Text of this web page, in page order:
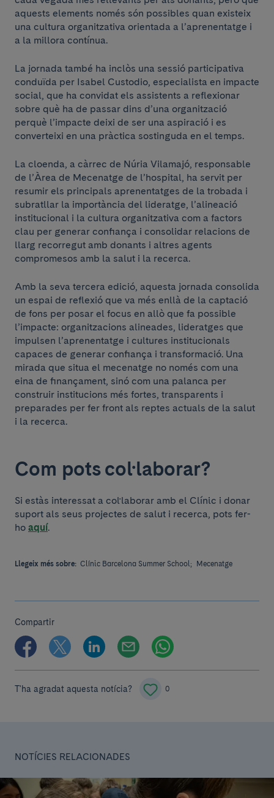
aquests elements només són possibles quan existeix
una cultura organitzativa orientada a l’aprenentatge i
a la millora contínua.
La jornada també ha inclòs una sessió participativa
conduïda per Isabel Custodio, especialista en impacte
social, que ha convidat els assistents a reflexionar
sobre què ha de passar dins d’una organització
perquè l’impacte deixi de ser una aspiració i es
converteixi en una pràctica sostinguda en el temps.
La cloenda, a càrrec de Núria Vilamajó, responsable
de l’Àrea de Mecenatge de l’hospital, ha servit per
resumir els principals aprenentatges de la trobada i
subratllar la importància del lideratge, l’alineació
institucional i la cultura organitzativa com a factors
clau per generar confiança i consolidar relacions de
llarg recorregut amb donants i altres agents
compromesos amb la salut i la recerca.
Amb la seva tercera edició, aquesta jornada consolida
un espai de reflexió que va més enllà de la captació
de fons per posar el focus en allò que fa possible
l’impacte: organitzacions alineades, lideratges que
impulsen l’aprenentatge i cultures institucionals
capaces de generar confiança i transformació. Una
mirada que situa el mecenatge no només com una
eina de finançament, sinó com una palanca per
construir institucions més fortes, transparents i
preparades per fer front als reptes actuals de la salut
i la recerca.
Com pots col·laborar?
Si estàs interessat a col·laborar amb el Clínic i donar
suport als seus projectes de salut i recerca, pots fer-
ho aquí.
Llegeix més sobre: Clínic Barcelona Summer School; Mecenatge
Compartir
T'ha agradat aquesta notícia? 0
NOTÍCIES RELACIONADES